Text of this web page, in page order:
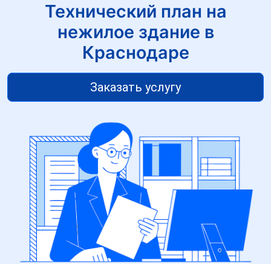
Технический план на
нежилое здание в
Краснодаре
Заказать услугу